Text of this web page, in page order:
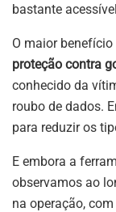
bastante
O maior
proteção contra
conhecido da
roubo de dados.
para reduzir os
E embora a
observamos ao
na operação,